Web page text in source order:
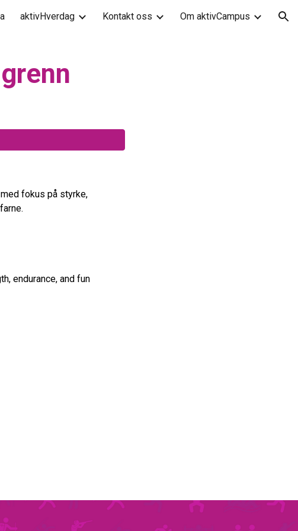
aktivHverdag Kontakt oss Om aktivCampus
fokus på styrke,
endurance, and fun